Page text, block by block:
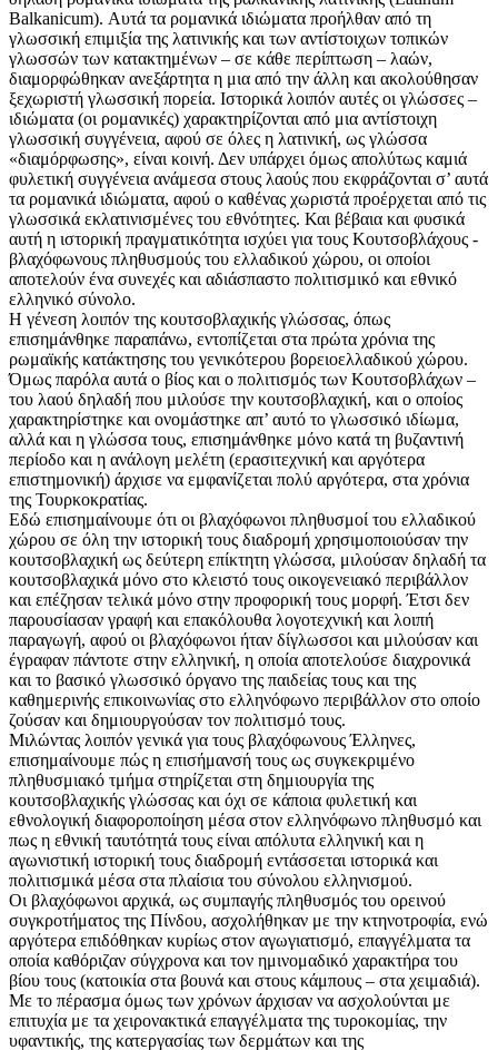
Balkanicum). Aυτά τα ρομανικά ιδιώματα προήλθαν από τη
γλωσσική επιμιξία της λατινικής και των αντίστοιχων τοπικών
γλωσσών των κατακτημένων – σε κάθε περίπτωση – λαών,
διαμορφώθηκαν ανεξάρτητα η μια από την άλλη και ακολούθησαν
ξεχωριστή γλωσσική πορεία. Ιστορικά λοιπόν αυτές οι γλώσσες –
ιδιώματα (οι ρομανικές) χαρακτηρίζονται από μια αντίστοιχη
γλωσσική συγγένεια, αφού σε όλες η λατινική, ως γλώσσα
«διαμόρφωσης», είναι κοινή. Δεν υπάρχει όμως απολύτως καμιά
φυλετική συγγένεια ανάμεσα στους λαούς που εκφράζονται σ’ αυτά
τα ρομανικά ιδιώματα, αφού ο καθένας χωριστά προέρχεται από τις
γλωσσικά εκλατινισμένες του εθνότητες. Και βέβαια και φυσικά
αυτή η ιστορική πραγματικότητα ισχύει για τους Κουτσοβλάχους -
βλαχόφωνους πληθυσμούς του ελλαδικού χώρου, οι οποίοι
αποτελούν ένα συνεχές και αδιάσπαστο πολιτισμικό και εθνικό
ελληνικό σύνολο.
Η γένεση λοιπόν της κουτσοβλαχικής γλώσσας, όπως
επισημάνθηκε παραπάνω, εντοπίζεται στα πρώτα χρόνια της
ρωμαϊκής κατάκτησης του γενικότερου βορειοελλαδικού χώρου.
Όμως παρόλα αυτά ο βίος και ο πολιτισμός των Κουτσοβλάχων –
του λαού δηλαδή που μιλούσε την κουτσοβλαχική, και ο οποίος
χαρακτηρίστηκε και ονομάστηκε απ’ αυτό το γλωσσικό ιδίωμα,
αλλά και η γλώσσα τους, επισημάνθηκε μόνο κατά τη βυζαντινή
περίοδο και η ανάλογη μελέτη (ερασιτεχνική και αργότερα
επιστημονική) άρχισε να εμφανίζεται πολύ αργότερα, στα χρόνια
της Τουρκοκρατίας.
Εδώ επισημαίνουμε ότι οι βλαχόφωνοι πληθυσμοί του ελλαδικού
χώρου σε όλη την ιστορική τους διαδρομή χρησιμοποιούσαν την
κουτσοβλαχική ως δεύτερη επίκτητη γλώσσα, μιλούσαν δηλαδή τα
κουτσοβλαχικά μόνο στο κλειστό τους οικογενειακό περιβάλλον
και επέζησαν τελικά μόνο στην προφορική τους μορφή. Έτσι δεν
παρουσίασαν γραφή και επακόλουθα λογοτεχνική και λοιπή
παραγωγή, αφού οι βλαχόφωνοι ήταν δίγλωσσοι και μιλούσαν και
έγραφαν πάντοτε στην ελληνική, η οποία αποτελούσε διαχρονικά
και το βασικό γλωσσικό όργανο της παιδείας τους και της
καθημερινής επικοινωνίας στο ελληνόφωνο περιβάλλον στο οποίο
ζούσαν και δημιουργούσαν τον πολιτισμό τους.
Μιλώντας λοιπόν γενικά για τους βλαχόφωνους Έλληνες,
επισημαίνουμε πώς η επισήμανσή τους ως συγκεκριμένο
πληθυσμιακό τμήμα στηρίζεται στη δημιουργία της
κουτσοβλαχικής γλώσσας και όχι σε κάποια φυλετική και
εθνολογική διαφοροποίηση μέσα στον ελληνόφωνο πληθυσμό και
πως η εθνική ταυτότητά τους είναι απόλυτα ελληνική και η
αγωνιστική ιστορική τους διαδρομή εντάσσεται ιστορικά και
πολιτισμικά μέσα στα πλαίσια του σύνολου ελληνισμού.
Οι βλαχόφωνοι αρχικά, ως συμπαγής πληθυσμός του ορεινού
συγκροτήματος της Πίνδου, ασχολήθηκαν με την κτηνοτροφία, ενώ
αργότερα επιδόθηκαν κυρίως στον αγωγιατισμό, επαγγέλματα τα
οποία καθόριζαν σύγχρονα και τον ημινομαδικό χαρακτήρα του
βίου τους (κατοικία στα βουνά και στους κάμπους – στα χειμαδιά).
Με το πέρασμα όμως των χρόνων άρχισαν να ασχολούνται με
επιτυχία με τα χειρονακτικά επαγγέλματα της τυροκομίας, την
υφαντικής, της κατεργασίας των δερμάτων και της